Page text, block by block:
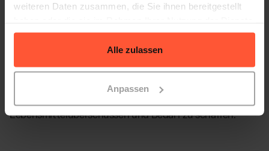
weiteren Daten zusammen, die Sie ihnen bereitgestellt
gesammelt haben.
Alle zulassen
Anpassen
werden wollen. Wir arbeiten als sozial-ökonomisches
Unternehmen auch eng mit sozialen Einrichtungen
Lebensmittelüberschüssen und Bedarf zu schaffen.“